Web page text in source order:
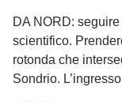
DA NORD:
scientifico.
rotonda che
Sondrio.